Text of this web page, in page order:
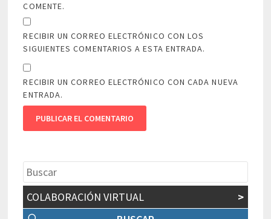
COMENTE.
RECIBIR UN CORREO ELECTRÓNICO CON LOS
SIGUIENTES COMENTARIOS A ESTA ENTRADA.
RECIBIR UN CORREO ELECTRÓNICO CON CADA NUEVA
ENTRADA.
COLABORACIÓN VIRTUAL >